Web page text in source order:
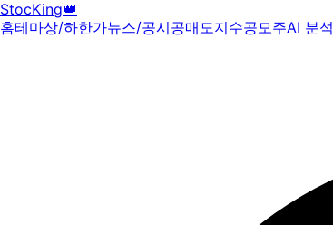
StocKing👑
홈테마상/하한가뉴스/공시공매도지수공모주AI 분석